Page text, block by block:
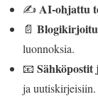
✍️ AI-ohjattu
📄
luonnoksia.
📧
ja uutiskirjeisiin.